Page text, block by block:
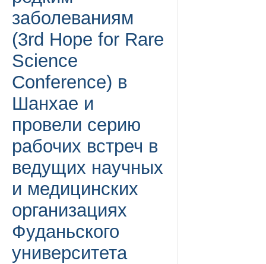
заболеваниям
(3rd Hope for Rare
Science
Conference) в
Шанхае и
провели серию
рабочих встреч в
ведущих научных
и медицинских
организациях
Фуданьского
университета